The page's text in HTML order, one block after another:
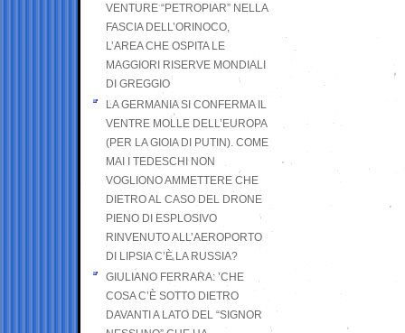
VENTURE “PETROPIAR” NELLA
FASCIA DELL’ORINOCO,
L’AREA CHE OSPITA LE
MAGGIORI RISERVE MONDIALI
DI GREGGIO
LA GERMANIA SI CONFERMA IL
VENTRE MOLLE DELL’EUROPA
(PER LA GIOIA DI PUTIN). COME
MAI I TEDESCHI NON
VOGLIONO AMMETTERE CHE
DIETRO AL CASO DEL DRONE
PIENO DI ESPLOSIVO
RINVENUTO ALL’AEROPORTO
DI LIPSIA C’È LA RUSSIA?
GIULIANO FERRARA: ’CHE
COSA C’È SOTTO DIETRO
DAVANTI A LATO DEL “SIGNOR